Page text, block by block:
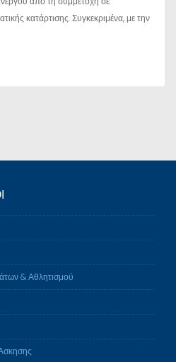
κατάρτισης. Συγκεκριμένα, με την
& Αθλητισμού